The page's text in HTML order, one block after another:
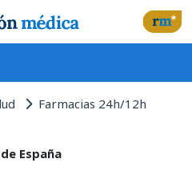
Farmacias 24h/12h
España